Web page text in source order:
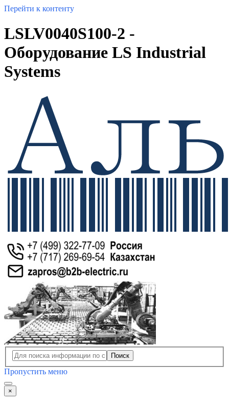
Перейти к контенту
LSLV0040S100-2 -
Оборудование LS Industrial
Systems
Поиск
Пропустить меню
×